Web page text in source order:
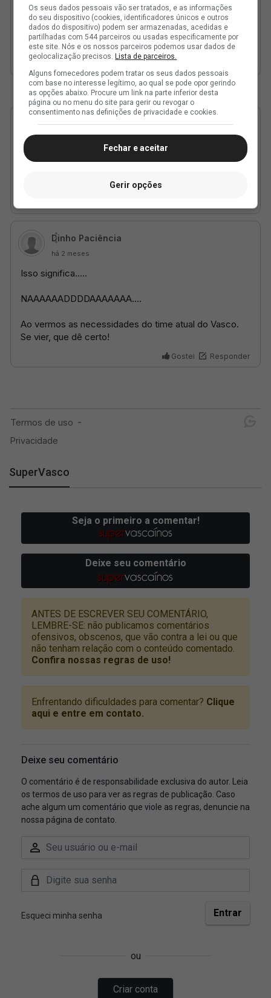
SuperVasco
Os seus dados pessoais vão ser tratados, e as informações
do seu dispositivo (cookies, identificadores únicos e outros
dados do dispositivo) podem ser armazenadas, acedidas e
partilhadas com 544 parceiros ou usadas especificamente por
este site. Nós e os nossos parceiros podemos usar dados de
geolocalização precisos. Lista de parceiros.
Alguns fornecedores podem tratar os seus dados pessoais
com base no interesse legítimo, ao qual se pode opor gerindo
as opções abaixo. Procure um link na parte inferior desta
página ou no menu do site para gerir ou revogar o
consentimento nas definições de privacidade e cookies.
Fechar e aceitar
Gerir opções